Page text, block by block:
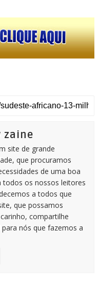
zaine
site de grande
que procuramos
de uma boa
todos os nossos leitores
a todos que
que possamos
compartilhe
nós que fazemos a